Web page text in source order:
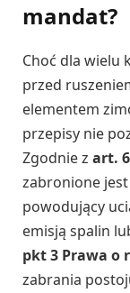
mandat?
Choć dla wielu
przed
elementem
przepisy nie
Zgodnie z art.
zabronione
powodujący
emisją spalin
pkt 3 Prawa o
zabrania